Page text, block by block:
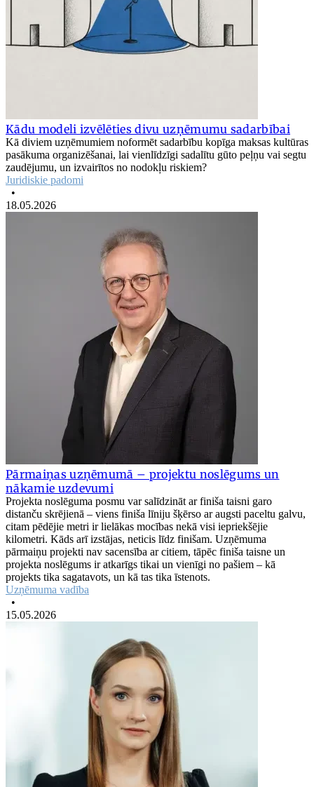
Kādu modeli izvēlēties divu uzņēmumu sadarbībai
Kā diviem uzņēmumiem noformēt sadarbību kopīga maksas kultūras
pasākuma organizēšanai, lai vienlīdzīgi sadalītu gūto peļņu vai segtu
zaudējumu, un izvairītos no nodokļu riskiem?
Juridiskie padomi
•
18.05.2026
Pārmaiņas uzņēmumā – projektu noslēgums un
nākamie uzdevumi
Projekta noslēguma posmu var salīdzināt ar finiša taisni garo
distanču skrējienā – viens finiša līniju šķērso ar augsti paceltu galvu,
citam pēdējie metri ir lielākas mocības nekā visi iepriekšējie
kilometri. Kāds arī izstājas, neticis līdz finišam. Uzņēmuma
pārmaiņu projekti nav sacensība ar citiem, tāpēc finiša taisne un
projekta noslēgums ir atkarīgs tikai un vienīgi no pašiem – kā
projekts tika sagatavots, un kā tas tika īstenots.
Uzņēmuma vadība
•
15.05.2026